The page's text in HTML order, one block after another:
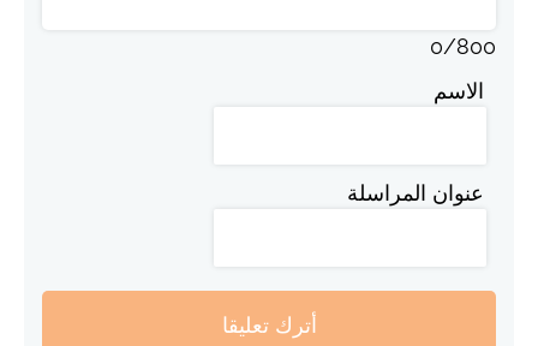
0/800
الاسم
عنوان المراسلة
أترك تعليقا